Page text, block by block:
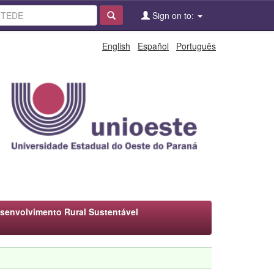
Sign on to:
English Español Português
Rural Sustentável